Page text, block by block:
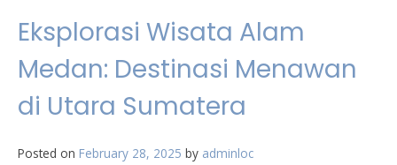
Eksplorasi Wisata Alam
Medan: Destinasi Menawan
di Utara Sumatera
Posted on February 28, 2025 by adminloc